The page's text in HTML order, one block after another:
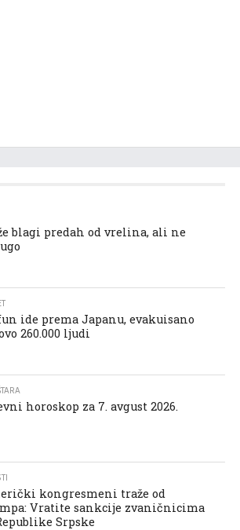
blagi predah od vrelina, ali ne
ide prema Japanu, evakuisano
260.000 ljudi
horoskop za 7. avgust 2026.
kongresmeni traže od
Vratite sankcije zvaničnicima
Srpske